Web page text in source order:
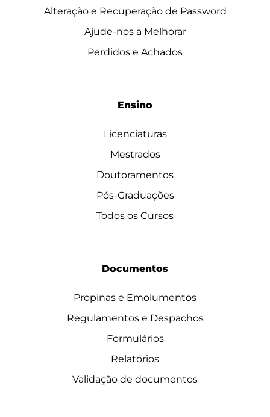
Alteração e Recuperação de Password
Ajude-nos a Melhorar
Perdidos e Achados
Ensino
Licenciaturas
Mestrados
Doutoramentos
Pós-Graduações
Todos os Cursos
Documentos
Propinas e Emolumentos
Regulamentos e Despachos
Formulários
Relatórios
Validação de documentos